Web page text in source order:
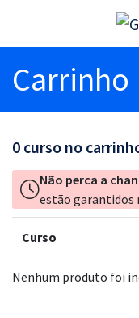
Carrinho
0 curso no
Não perca a
estão garantidos
Curso
Nenhum produto foi